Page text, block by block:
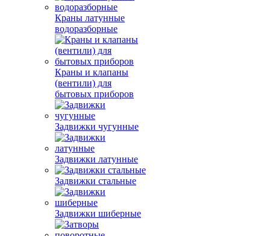
Краны латунные
водоразборные
Краны и клапаны
(вентили) для
бытовых приборов
Задвижки чугунные
Задвижки латунные
Задвижки стальные
Задвижки шиберные